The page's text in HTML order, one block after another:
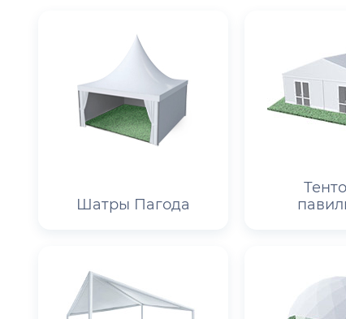
Шатры Пагода